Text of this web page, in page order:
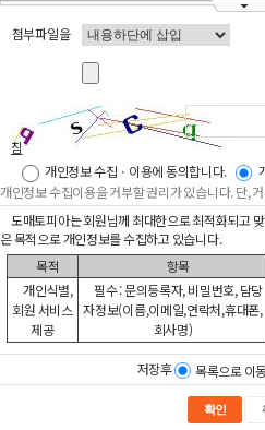
첨부파일을
침
개인정보 수집ㆍ이용에 동의합니다.
개인정보 수집이용을 거부할 권리가 있습니다. 단,
도매토피아는 회원님께 최대한으로 최적화되고
은 목적으로 개인정보를 수집하고 있습니다.
목적
항목
개인식별,
회원 서비스
제공
필수 : 문의등록자, 비밀번호, 담당
자정보(이름,이메일,연락처,휴대폰,
회사명)
저장후 목록으로 이
확인